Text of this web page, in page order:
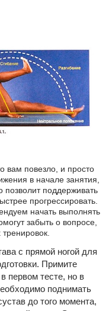
вам повезло, и просто
в начале занятия,
позволит поддерживать
прогрессировать.
начать выполнять
забыть о вопросе,
с прямой ногой для
Примите
первом тесте, но в
поднимать
до того момента,